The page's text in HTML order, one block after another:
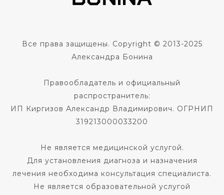
Все права защищены. Copyright © 2013-2025
Александра Бонина
Правообладатель и официальный
распространитель:
ИП Киргизов Александр Владимирович. ОГРНИП
319213000033200
Не является медицинской услугой.
Для установления диагноза и назначения
лечения необходима консультация специалиста.
Не является образовательной услугой